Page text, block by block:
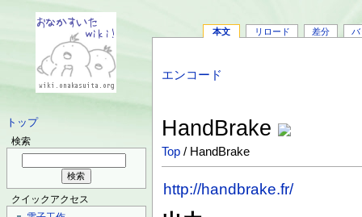
トップ
検索
クイックアクセス
本文 リロード 差分 バ
エンコード
HandBrake
Top / HandBrake
http://handbrake.fr/